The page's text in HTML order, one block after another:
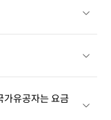
가유공자는 요금